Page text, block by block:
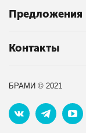
Предложения
Контакты
БРАМИ © 2021